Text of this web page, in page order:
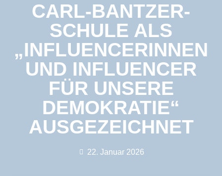
CARL-BANTZER-
SCHULE ALS
„INFLUENCERINNEN
UND INFLUENCER
FÜR UNSERE
DEMOKRATIE“
AUSGEZEICHNET
22. Januar 2026